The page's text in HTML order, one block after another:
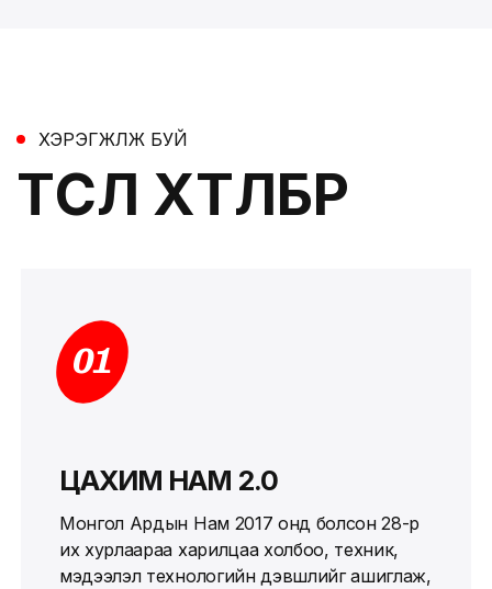
ХЭРЭГЖҮҮЛЖ БУЙ
ТӨСӨЛ ХӨТӨЛБӨР
01
ЦАХИМ НАМ 2.0
Монгол Ардын Нам 2017 онд болсон 28-р
их хурлаараа харилцаа холбоо, техник,
мэдээлэл технологийн дэвшлийг ашиглаж,